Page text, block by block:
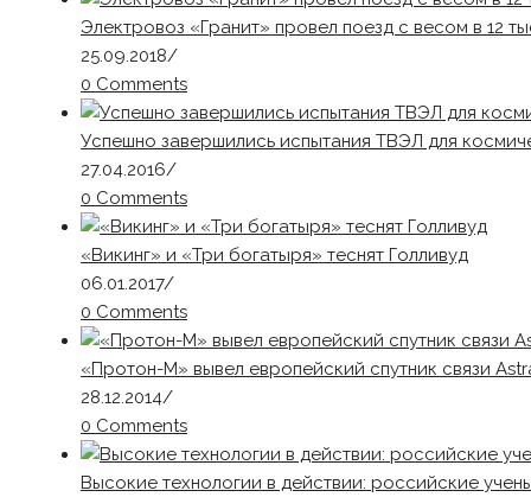
Электровоз «Гранит» провел поезд с весом в 12
25.09.2018/
0 Comments
Успешно завершились испытания ТВЭЛ для
27.04.2016/
0 Comments
«Викинг» и «Три богатыря» теснят Голливуд
06.01.2017/
0 Comments
«Протон-М» вывел европейский спутник связи
28.12.2014/
0 Comments
Высокие технологии в действии: российские